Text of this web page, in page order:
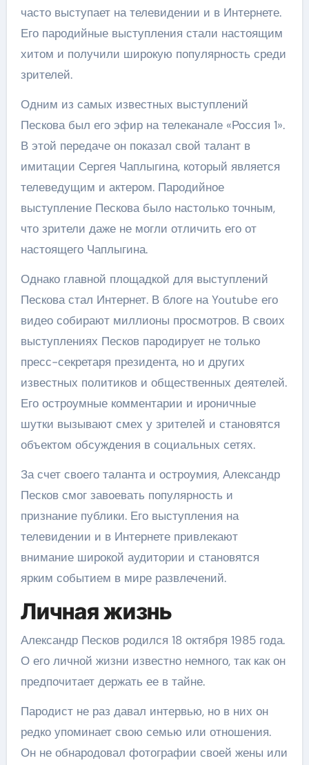
часто выступает на телевидении и в Интернете.
Его пародийные выступления стали настоящим
хитом и получили широкую популярность среди
зрителей.
Одним из самых известных выступлений
Пескова был его эфир на телеканале «Россия 1».
В этой передаче он показал свой талант в
имитации Сергея Чаплыгина, который является
телеведущим и актером. Пародийное
выступление Пескова было настолько точным,
что зрители даже не могли отличить его от
настоящего Чаплыгина.
Однако главной площадкой для выступлений
Пескова стал Интернет. В блоге на Youtube его
видео собирают миллионы просмотров. В своих
выступлениях Песков пародирует не только
пресс-секретаря президента, но и других
известных политиков и общественных деятелей.
Его остроумные комментарии и ироничные
шутки вызывают смех у зрителей и становятся
объектом обсуждения в социальных сетях.
За счет своего таланта и остроумия, Александр
Песков смог завоевать популярность и
признание публики. Его выступления на
телевидении и в Интернете привлекают
внимание широкой аудитории и становятся
ярким событием в мире развлечений.
Личная жизнь
Александр Песков родился 18 октября 1985 года.
О его личной жизни известно немного, так как он
предпочитает держать ее в тайне.
Пародист не раз давал интервью, но в них он
редко упоминает свою семью или отношения.
Он не обнародовал фотографии своей жены или